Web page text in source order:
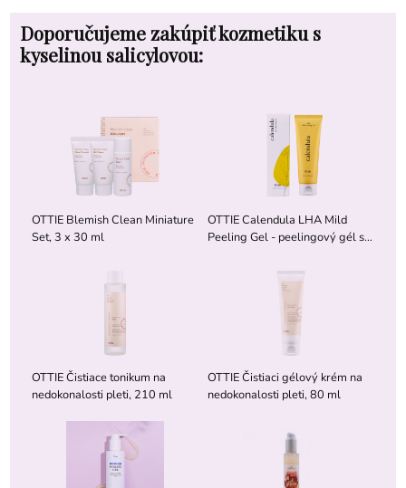
Doporučujeme zakúpiť kozmetiku s
kyselinou salicylovou:
OTTIE Blemish Clean Miniature
Set, 3 x 30 ml
OTTIE Calendula LHA Mild
Peeling Gel - peelingový gél s
OTTIE Čistiace tonikum na
nedokonalosti pleti, 210 ml
OTTIE Čistiaci gélový krém na
nedokonalosti pleti, 80 ml